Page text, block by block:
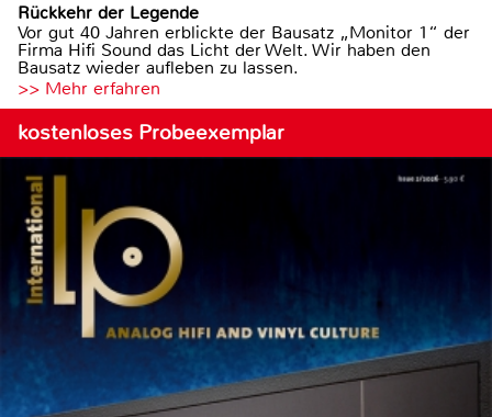
Rückkehr der Legende
Vor gut 40 Jahren erblickte der Bausatz „Monitor 1“ der
Firma Hifi Sound das Licht der Welt. Wir haben den
Bausatz wieder aufleben zu lassen.
>> Mehr erfahren
kostenloses Probeexemplar